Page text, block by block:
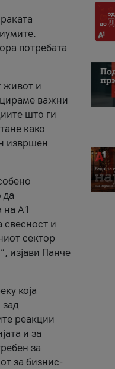
потребата
живот и
важни
што ги
како
извршен
да
на A1
свесност и
сектор
изјави Панче
која
зад
реакции
и за
за
за бизнис-